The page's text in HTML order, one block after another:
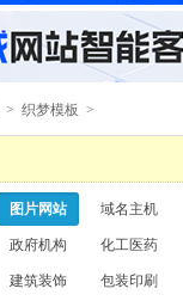
> 织梦模板 >
图片网站 域名主机
政府机构 化工医药
建筑装饰 包装印刷